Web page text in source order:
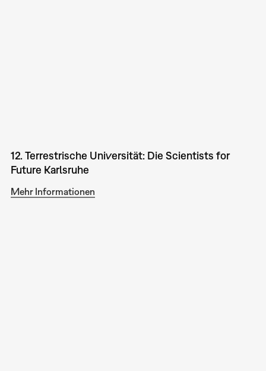
12. Terrestrische Universität: Die Scientists for
Future Karlsruhe
Mehr Informationen